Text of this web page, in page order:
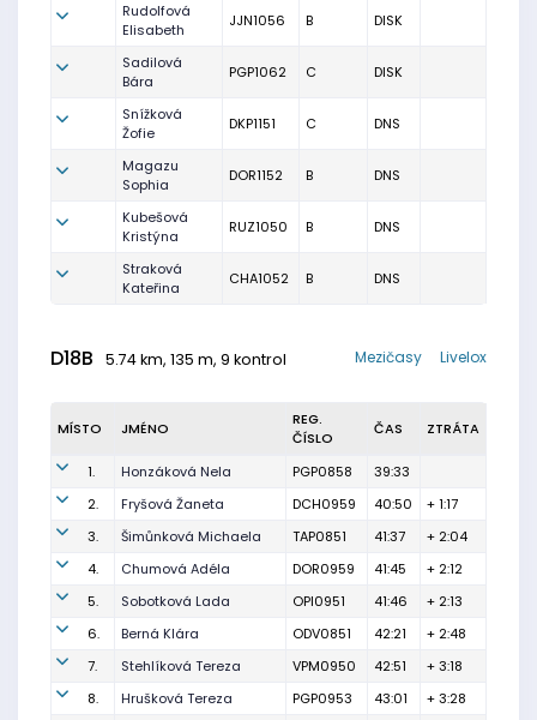
Rudolfová
Elisabeth
JJN1056 B DISK
Sadilová
Bára
PGP1062 C DISK
Snížková
Žofie
DKP1151 C DNS
Magazu
Sophia
DOR1152 B DNS
Kubešová
Kristýna
RUZ1050 B DNS
Straková
Kateřina
CHA1052 B DNS
D18B 5.74 km, 135 m, 9 kontrol Livelox
Mezičasy
MÍSTO JMÉNO
REG.
ČÍSLO
ČAS ZTRÁTA
1. Honzáková Nela PGP0858
39:33
2.
Fryšová Žaneta DCH0959 40:50
+ 1:17
3.
Šimůnková Michaela TAP0851 41:37
+ 2:04
4.
Chumová Adéla DOR0959 41:45
+ 2:12
5.
Sobotková Lada OPI0951 41:46
+ 2:13
6.
Berná Klára ODV0851 42:21
+ 2:48
7.
Stehlíková Tereza VPM0950 42:51
+ 3:18
8.
Hrušková Tereza PGP0953 43:01
+ 3:28